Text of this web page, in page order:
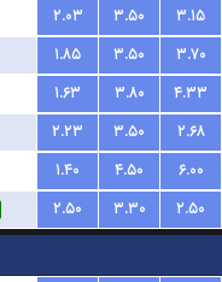
۲.۰۳ ۳.۵۰
۳.۱۵
۱.۸۵ ۳.۵۰
۳.۷۰
۱.۶۳ ۳.۸۰
۴.۳۳
۲.۲۳ ۳.۵۰
۲.۶۸
۱.۴۰ ۴.۵۰
۶.۰۰
۲.۵۰ ۳.۳۰
۲.۵۰